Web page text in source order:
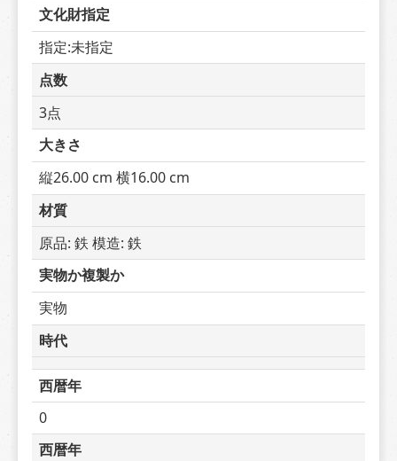
文化財指定
指定:未指定
点数
3点
大きさ
縦26.00 cm 横16.00 cm
材質
原品: 鉄 模造: 鉄
実物か複製か
実物
時代
西暦年
0
西暦年